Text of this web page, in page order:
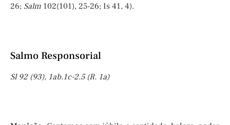
26; Salm 102(101), 25-26; Is 41, 4).
Salmo Responsorial
Sl 92 (93), 1ab.1c-2.5 (R. 1a)